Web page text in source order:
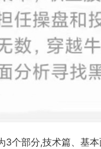
3个部分,技术篇、基